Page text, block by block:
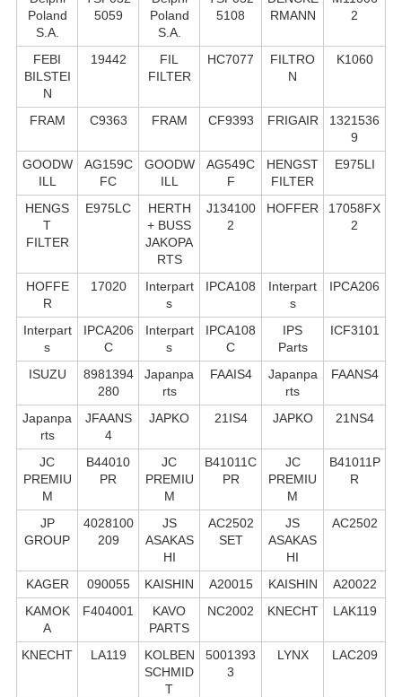
Poland
S.А.
5059
Poland
S.А.
5108
RMANN
2
FEBI
BILSTEI
N
19442
FIL
FILTER
HC7077
FILTRO
N
K1060
FRAM C9363 FRAM CF9393 FRIGAIR
1321536
9
GOODW
ILL
AG159C
FC
GOODW
ILL
AG549C
F
HENGST
FILTER
E975LI
HENGS
T
FILTER
E975LC
HERTH
+ BUSS
JAKOPA
RTS
J134100
2
HOFFER
17058FX
2
HOFFE
R
17020
Interpart
s
IPCA108
Interpart
s
IPCA206
Interpart
s
IPCA206
C
Interpart
s
IPCA108
C
IPS
Parts
ICF3101
ISUZU
8981394
280
Japanpa
rts
FAAIS4
Japanpa
rts
FAANS4
Japanpa
rts
JFAANS
4
JAPKO 21IS4 JAPKO 21NS4
JC
PREMIU
M
B44010
PR
JC
PREMIU
M
B41011C
PR
JC
PREMIU
M
B41011P
R
JP
GROUP
4028100
209
JS
ASAKAS
HI
AC2502
SET
JS
ASAKAS
HI
AC2502
KAGER 090055 KAISHIN A20015 KAISHIN
A20022
KAMOK
A
F404001
KAVO
PARTS
NC2002 KNECHT LAK119
KNECHT LA119
KOLBEN
SCHMID
T
5001393
3
LYNX LAC209